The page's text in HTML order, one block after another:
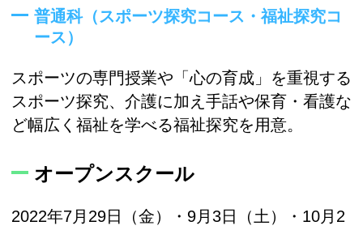
普通科（スポーツ探究コース・福祉探究コ
ース）
スポーツの専門授業や「心の育成」を重視する
スポーツ探究、介護に加え手話や保育・看護な
ど幅広く福祉を学べる福祉探究を用意。
オープンスクール
2022年7月29日（金）・9月3日（土）・10月2